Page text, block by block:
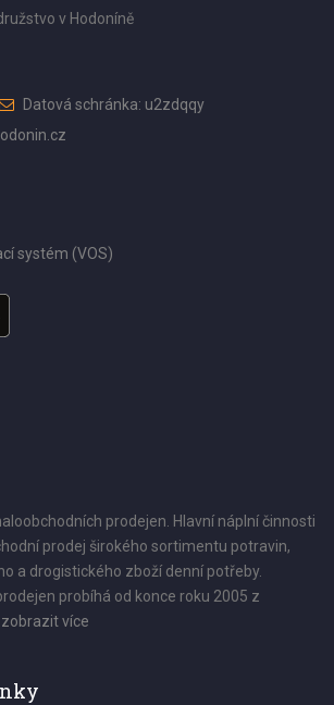
v Hodoníně
Datová schránka: u2zdqqy
systém (VOS)
prodejen. Hlavní náplní činnosti
prodej širokého sortimentu potravin,
a drogistického zboží denní potřeby.
probíhá od konce roku 2005 z
zobrazit více